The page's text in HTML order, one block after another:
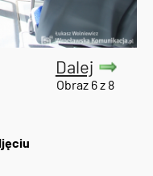
Dalej
Obraz 6 z 8